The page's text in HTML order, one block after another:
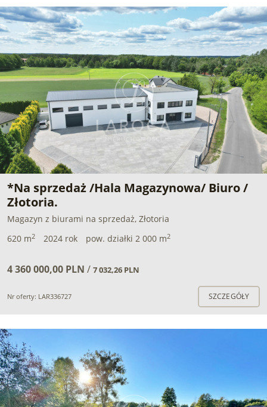
*Na sprzedaż /Hala Magazynowa/ Biuro /
Złotoria.
Magazyn z biurami na sprzedaż, Złotoria
620 m2 2024 rok pow. działki 2 000 m2
4 360 000,00 PLN / 7 032,26 PLN
Nr oferty: LAR336727 SZCZEGÓŁY